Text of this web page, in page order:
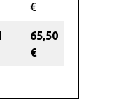
€
65,50
€